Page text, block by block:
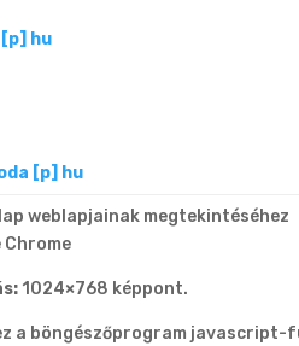
hu
[p] hu
weblapjainak megtekintéséhez
Chrome
1024×768 képpont.
a böngészőprogram